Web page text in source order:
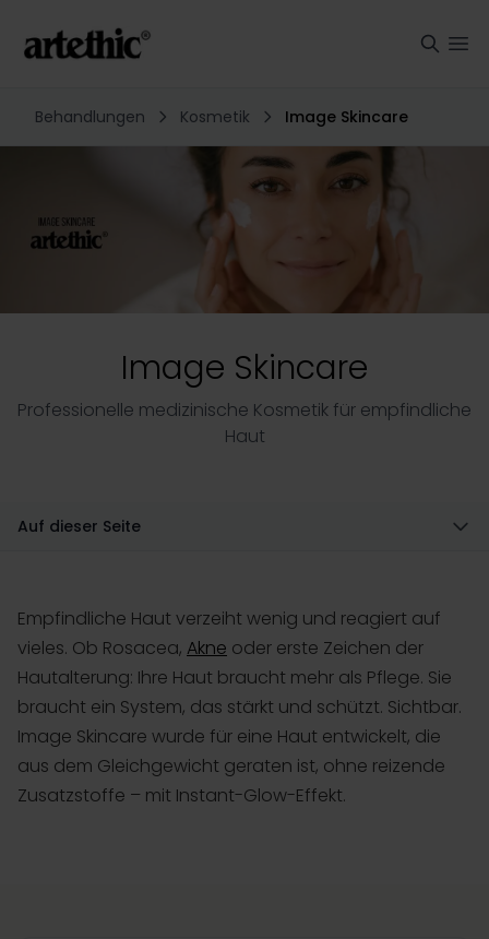
Behandlungen Kosmetik Image Skincare
Image Skincare
Professionelle medizinische Kosmetik für empfindliche
Haut
Auf dieser Seite
Empfindliche Haut verzeiht wenig und reagiert auf
vieles. Ob Rosacea, Akne oder erste Zeichen der
Hautalterung: Ihre Haut braucht mehr als Pflege. Sie
braucht ein System, das stärkt und schützt. Sichtbar.
Image Skincare wurde für eine Haut entwickelt, die
aus dem Gleichgewicht geraten ist, ohne reizende
Zusatzstoffe – mit Instant-Glow-Effekt.